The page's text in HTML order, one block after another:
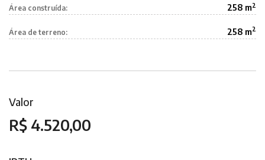
Área construída: 258 m2
Área de terreno: 258 m2
Valor
R$ 4.520,00